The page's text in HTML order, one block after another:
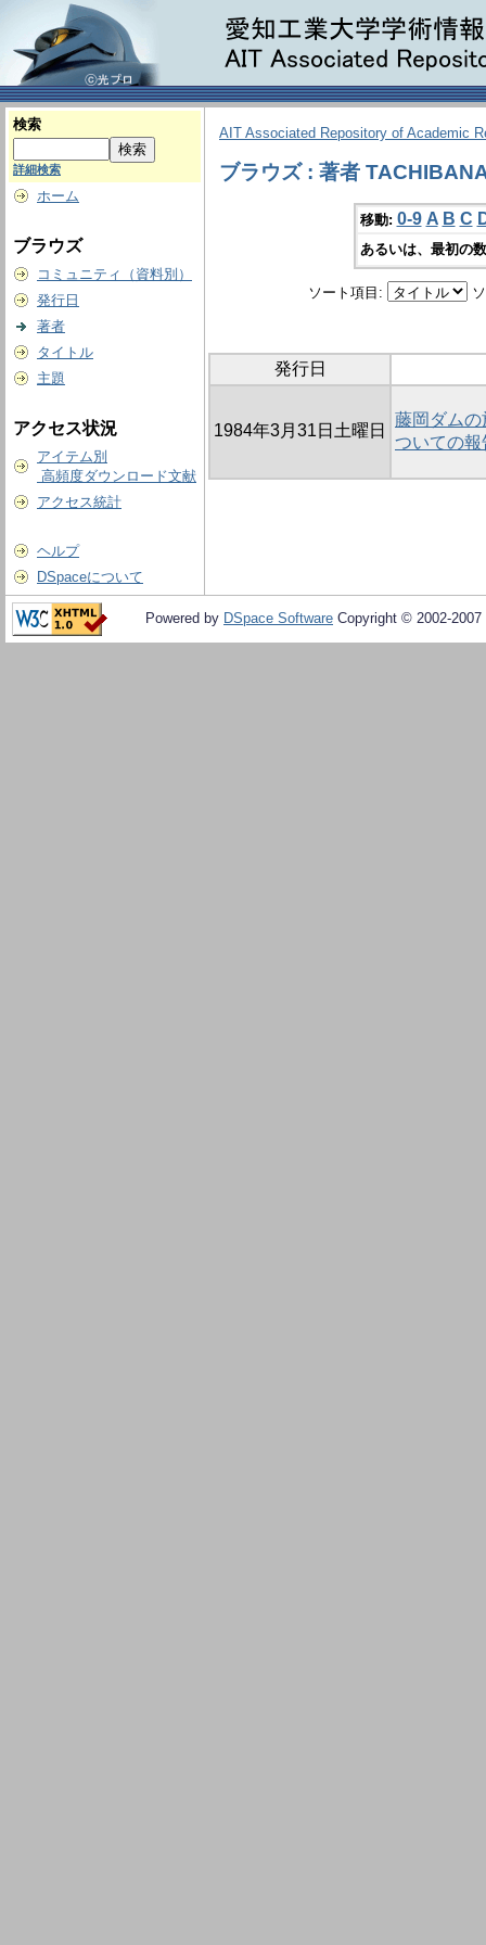
検索
詳細検索
ホーム
ブラウズ
コミュニティ（資料別）
発行日
著者
タイトル
主題
アクセス状況
アイテム別
高頻度ダウンロード文献
アクセス統計
ヘルプ
DSpaceについて
AIT Associated Repository of Academic
ブラウズ : 著者
移動: 0-9 A B C
あるいは、最初の
ソート項目:
発行日
1984年3月31日土曜日
藤岡ダム
ついての報
Powered by DSpace Software Copyright © 2002-2007